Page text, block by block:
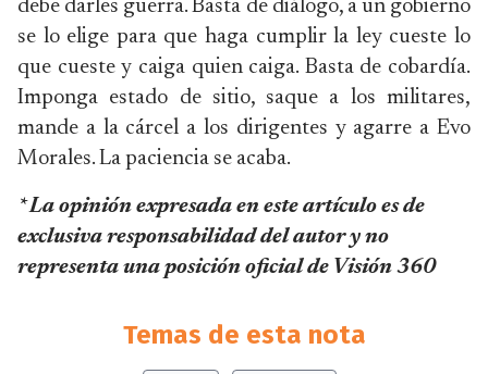
debe darles guerra. Basta de diálogo, a un gobierno
se lo elige para que haga cumplir la ley cueste lo
que cueste y caiga quien caiga. Basta de cobardía.
Imponga estado de sitio, saque a los militares,
mande a la cárcel a los dirigentes y agarre a Evo
Morales. La paciencia se acaba.
* La opinión expresada en este artículo es de
exclusiva responsabilidad del autor y no
representa una posición oficial de Visión 360
Temas de esta nota